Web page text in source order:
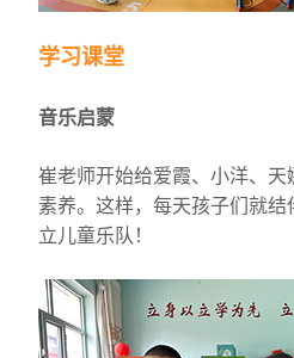
学习课堂
音乐启蒙
崔老师开始给爱霞、小洋、
素养。这样，每天孩子们就
立儿童乐队！